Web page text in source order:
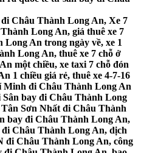
Châu Thành Long An, Xe 7
Long An, giá thuê xe 7
An trong ngày về, xe 1
Long An, thuê xe 7 chỗ ở
một chiều, xe taxi 7 chỗ đón
1 chiều giá rẻ, thuê xe 4-7-16
Minh đi Châu Thành Long An
Sân bay đi Châu Thành Long
Sơn Nhất đi Châu Thành
bay đi Châu Thành Long An,
Châu Thành Long An, dịch
đi Châu Thành Long An, công